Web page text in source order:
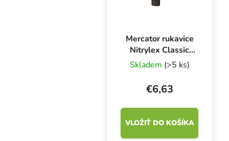
Mercator rukavice
Nitrylex Classic
BLACK XL, 100 ks
Skladem (>5 ks)
€6,63
VLOŽIŤ DO KOŠÍKA